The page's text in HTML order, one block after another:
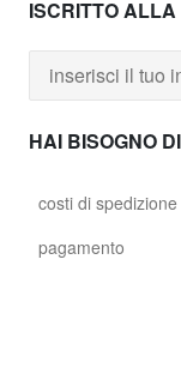
ISCRITTO
HAI BISOGNO
costi di spedizione
pagamento